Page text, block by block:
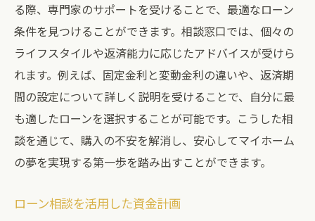
る際、専門家のサポートを受けることで、最適なローン
条件を見つけることができます。相談窓口では、個々の
ライフスタイルや返済能力に応じたアドバイスが受けら
れます。例えば、固定金利と変動金利の違いや、返済期
間の設定について詳しく説明を受けることで、自分に最
も適したローンを選択することが可能です。こうした相
談を通じて、購入の不安を解消し、安心してマイホーム
の夢を実現する第一歩を踏み出すことができます。
ローン相談を活用した資金計画